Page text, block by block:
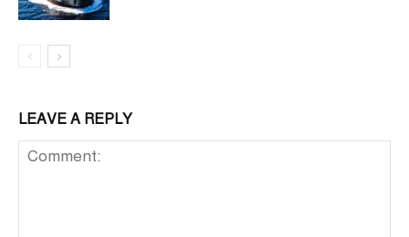
LEAVE A REPLY